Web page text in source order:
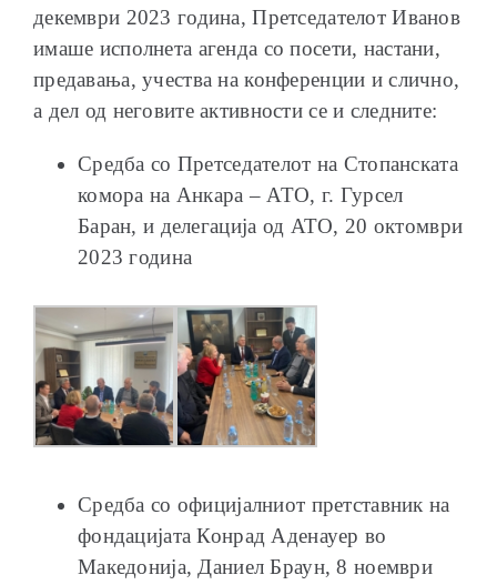
декември 2023 година, Претседателот Иванов
имаше исполнета агенда со посети, настани,
предавања, учества на конференции и слично,
а дел од неговите активности се и следните:
Средба со Претседателот на Стопанската
комора на Анкара – АТО, г. Гурсел
Баран, и делегација од АТО, 20 октомври
2023 година
Средба со официјалниот претставник на
фондацијата Конрад Аденауер во
Македонија, Даниел Браун, 8 ноември